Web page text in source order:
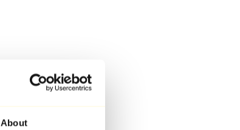
About